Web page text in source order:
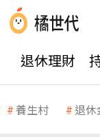
退休理財
養生村 退休